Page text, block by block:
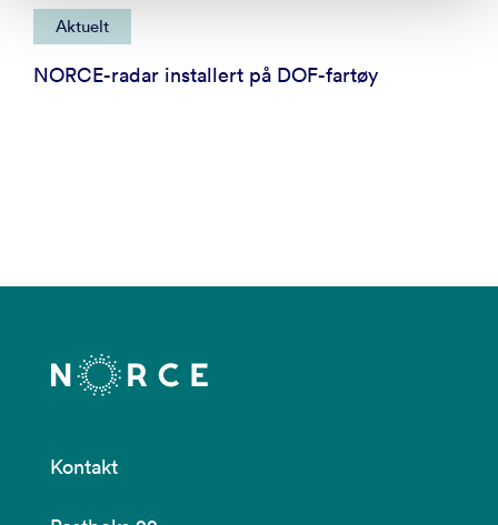
Aktuelt
NORCE-radar installert på DOF-fartøy
Kontakt